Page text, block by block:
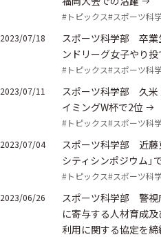
#トピックス#スポーツ科
2023/07/18
スポーツ科学部 卒業
ンドリーグ女子やり投
#トピックス#スポーツ科
2023/07/11
スポーツ科学部 久米
イミングW杯で2位
#トピックス#スポーツ科
2023/07/04
スポーツ科学部 近藤
シティシンポジウム」
#トピックス#スポーツ科
2023/06/26
スポーツ科学部 警視
に寄与する人材育成
利用に関する協定を締